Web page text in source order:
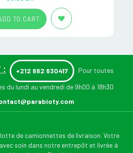
TO CART
: +212 662 630417 Pour toutes
du lundi au vendredi de 9h00 à 18h30
de camionnettes de livraison. Votre
soin dans notre entrepôt et livrée à